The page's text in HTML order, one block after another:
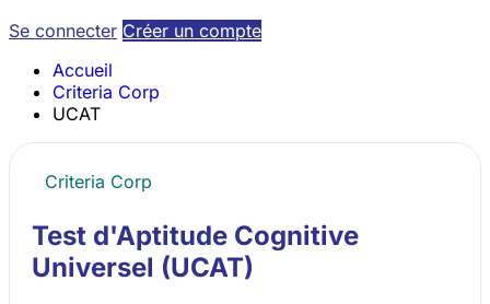
Se connecter Créer un compte
Accueil
Criteria Corp
UCAT
Criteria Corp
Test d'Aptitude Cognitive
Universel (UCAT)